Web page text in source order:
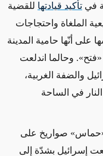
في تأكيد قيادتها للقضية
الملغاة واحتجاجات
على أنّها حامية المدينة
«فتح». وحالما اندلعت
والضفة الغربية،
في الساحة
حماس» صواريخ على
سعت إسرائيل بشدّة إلى